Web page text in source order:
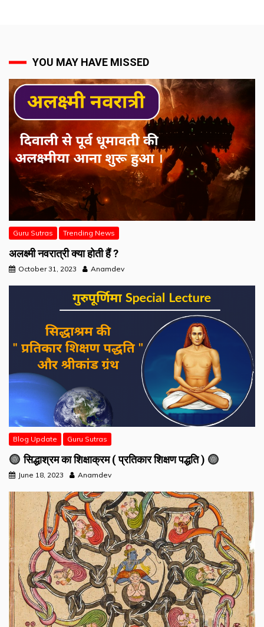
YOU MAY HAVE MISSED
Guru Sutras Trending News
अलक्ष्मी नवरात्री क्या होती हैं ?
October 31, 2023 Anamdev
Blog Update Guru Sutras
सिद्धाश्रम का शिक्षाक्रम ( प्रतिकार शिक्षण पद्धति )
June 18, 2023 Anamdev